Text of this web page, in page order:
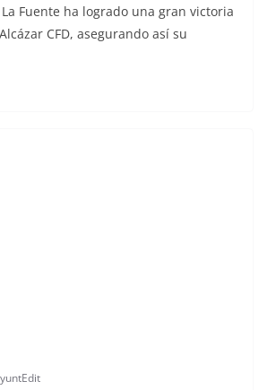
Fuente ha logrado una gran victoria
CFD, asegurando así su